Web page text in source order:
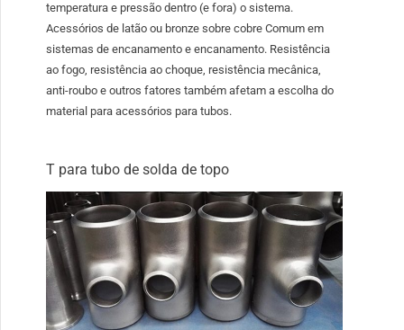
temperatura e pressão dentro (e fora) o sistema.
Acessórios de latão ou bronze sobre cobre Comum em
sistemas de encanamento e encanamento. Resistência
ao fogo, resistência ao choque, resistência mecânica,
anti-roubo e outros fatores também afetam a escolha do
material para acessórios para tubos.
T para tubo de solda de topo